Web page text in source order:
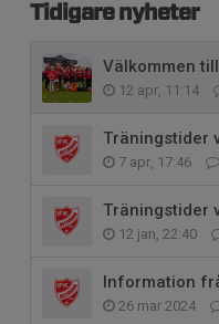
Tidigare nyheter
Välkommen
12 apr, 11:14
Träningstider
7 apr, 17:46
Träningstider
12 jan, 22:40
Information
26 mar 2024